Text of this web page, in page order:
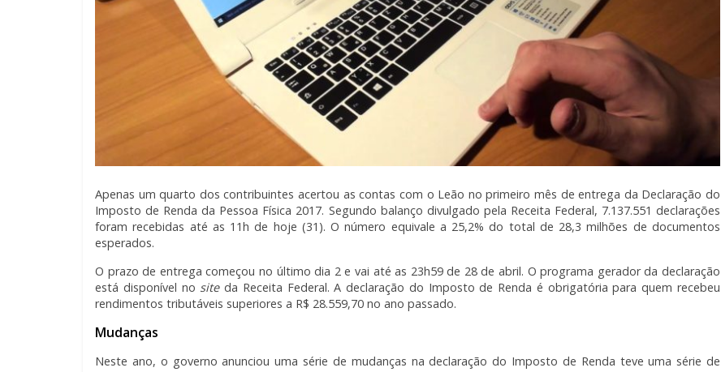
Apenas um quarto dos contribuintes acertou as contas com o Leão no primeiro mês de entrega da Declaração do
Imposto de Renda da Pessoa Física 2017. Segundo balanço divulgado pela Receita Federal, 7.137.551 declarações
foram recebidas até as 11h de hoje (31). O número equivale a 25,2% do total de 28,3 milhões de documentos
esperados.
O prazo de entrega começou no último dia 2 e vai até as 23h59 de 28 de abril. O programa gerador da declaração
está disponível no siteda Receita Federal. A declaração do Imposto de Renda é obrigatória para quem recebeu
rendimentos tributáveis superiores a R$ 28.559,70 no ano passado.
Mudanças
Neste ano, o governo anunciou uma série de mudanças na declaração do Imposto de Renda teve uma série de